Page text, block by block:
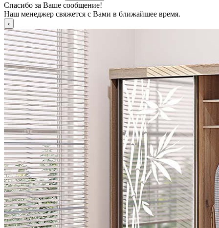
Спасибо за Ваше сообщение!
Наш менеджер свяжется с Вами в ближайшее время.